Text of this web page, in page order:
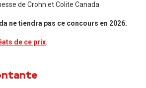
de Crohn et Colite Canada.
ne tiendra pas ce concours en 2026.
de ce prix